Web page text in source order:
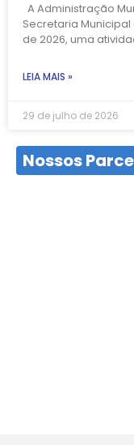
A Administração
Secretaria
de 2026, uma
LEIA MAIS »
29 de julho de 2026
Nossos